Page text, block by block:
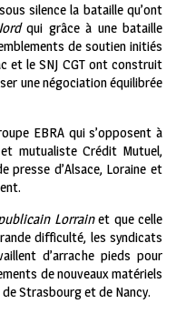
silence la bataille qu’ont
qui grâce à une bataille
de soutien initiés
et le SNJ CGT ont construit
une négociation équilibrée
EBRA qui s’opposent à
mutualiste Crédit Mutuel,
presse d’Alsace, Loraine et
Lorrainet que celle
difficulté, les syndicats
d’arrache pieds pour
de nouveaux matériels
Strasbourg et de Nancy.